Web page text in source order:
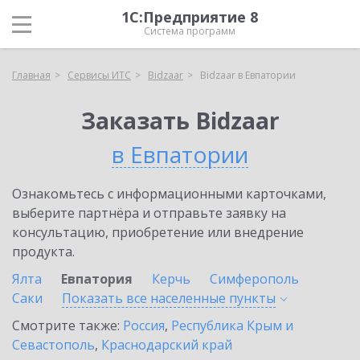
1С:Предприятие 8
Система программ
Главная Сервисы ИТС Bidzaar Bidzaar в Евпатории
Заказать Bidzaar
в Евпатории
Ознакомьтесь с информационными карточками,
выберите партнёра и отправьте заявку на
консультацию, приобретение или внедрение
продукта.
Ялта
Евпатория Керчь
Симферополь
Саки
Показать все населенные пункты
Смотрите также: Россия, Республика Крым и
Севастополь, Краснодарский край